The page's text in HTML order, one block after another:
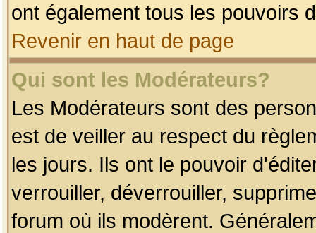
ont également tous les pouvoirs
Revenir en haut de page
Qui sont les Modérateurs?
Les Modérateurs sont des
est de veiller au respect du
les jours. Ils ont le pouvoir
verrouiller, déverrouiller,
forum où ils modèrent.